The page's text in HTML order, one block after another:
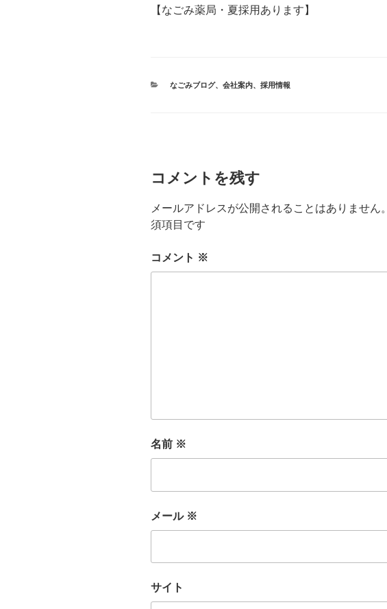
【なごみ薬局・夏採用あります】
カ
なごみブログ、 会社案内、 採用情報
コメントを残す
メールアドレスが公開されることはありません。
須項目です
コメント ※
名前 ※
メール ※
サイト